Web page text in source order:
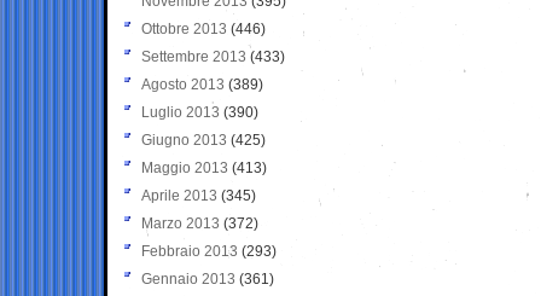
Ottobre 2013 (446)
Settembre 2013 (433)
Agosto 2013 (389)
Luglio 2013 (390)
Giugno 2013 (425)
Maggio 2013 (413)
Aprile 2013 (345)
Marzo 2013 (372)
Febbraio 2013 (293)
Gennaio 2013 (361)